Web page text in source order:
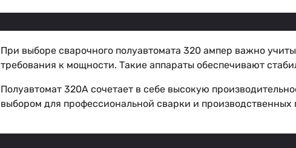
При выборе сварочного полуавтомата 320 ампер важно
требования к мощности. Такие аппараты обеспечивают
Полуавтомат 320А сочетает в себе высокую
выбором для профессиональной сварки и производственных